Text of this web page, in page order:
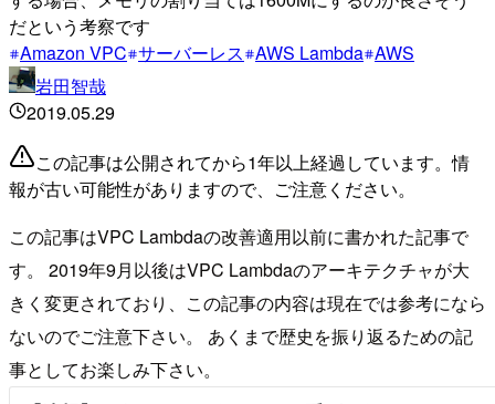
だという考察です
Amazon VPC サーバーレス AWS Lambda AWS
岩田智哉
2019.05.29
この記事は公開されてから1年以上経過しています。情
報が古い可能性がありますので、ご注意ください。
この記事はVPC Lambdaの改善適用以前に書かれた記事で
す。 2019年9月以後はVPC Lambdaのアーキテクチャが大
きく変更されており、この記事の内容は現在では参考になら
ないのでご注意下さい。 あくまで歴史を振り返るための記
事としてお楽しみ下さい。